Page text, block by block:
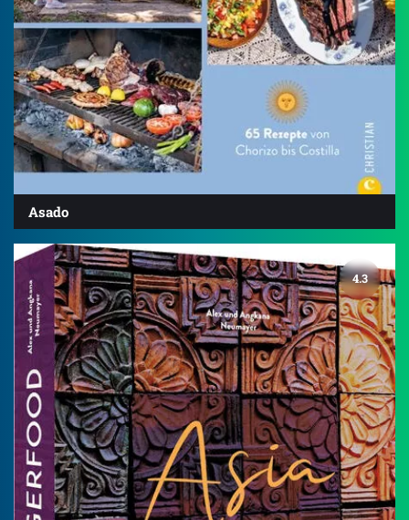
Asado
4.3